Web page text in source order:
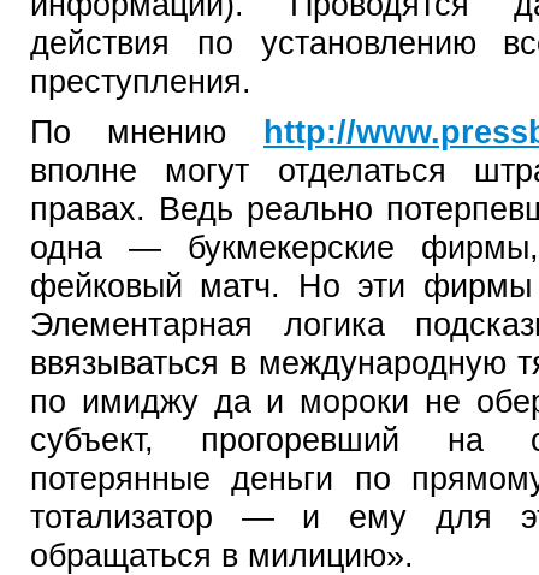
действия по установлению
преступления.
По мнению http://
вполне могут отделаться
правах. Ведь реально
одна — букмекерские
фейковый матч. Но эти
Элементарная логика
ввязываться в международную
по имиджу да и мороки не
субъект, прогоревший на
потерянные деньги по
тотализатор — и ему для
обращаться в милицию».